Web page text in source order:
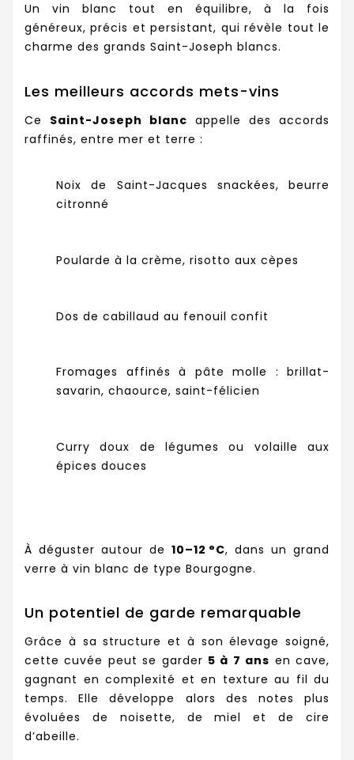
Un vin blanc tout en équilibre, à la fois
généreux, précis et persistant, qui révèle tout le
charme des grands Saint-Joseph blancs.
Les meilleurs accords mets-vins
Ce Saint-Joseph blanc appelle des accords
raffinés, entre mer et terre :
Noix de Saint-Jacques snackées, beurre
citronné
Poularde à la crème, risotto aux cèpes
Dos de cabillaud au fenouil confit
Fromages affinés à pâte molle : brillat-
savarin, chaource, saint-félicien
Curry doux de légumes ou volaille aux
épices douces
À déguster autour de 10–12 °C, dans un grand
verre à vin blanc de type Bourgogne.
Un potentiel de garde remarquable
Grâce à sa structure et à son élevage soigné,
cette cuvée peut se garder 5 à 7 ans en cave,
gagnant en complexité et en texture au fil du
temps. Elle développe alors des notes plus
évoluées de noisette, de miel et de cire
d’abeille.